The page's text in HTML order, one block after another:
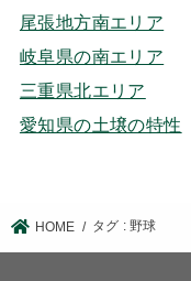
尾張地方南エリア
岐阜県の南エリア
三重県北エリア
愛知県の土壌の特性
HOME タグ : 野球